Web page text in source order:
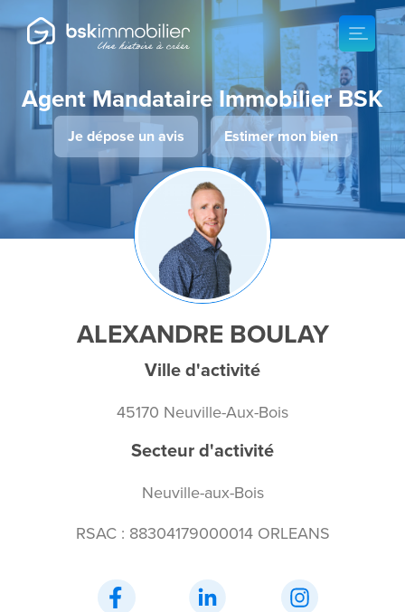
Agent Mandataire Immobilier BSK
Je dépose un avis Estimer mon bien
ALEXANDRE BOULAY
Ville d'activité
45170 Neuville-Aux-Bois
Secteur d'activité
Neuville-aux-Bois
RSAC : 88304179000014 ORLEANS